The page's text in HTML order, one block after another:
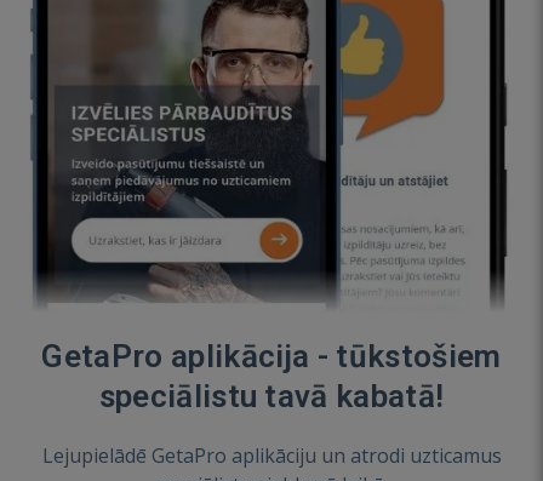
GetaPro aplikācija - tūkstošiem
speciālistu tavā kabatā!
Lejupielādē GetaPro aplikāciju un atrodi uzticamus